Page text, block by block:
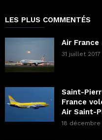
LES PLUS COMMENTÉS
Air
31 juillet 2017
Saint-
France
Air Saint-
18 décembre